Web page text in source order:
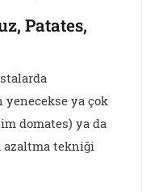
Patates,
yenecekse ya çok
domates) ya da
tekniği